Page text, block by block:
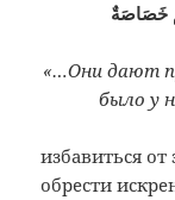
خَصَاصَةٌ
«…Они дают
было у
избавитьсяот
обрести